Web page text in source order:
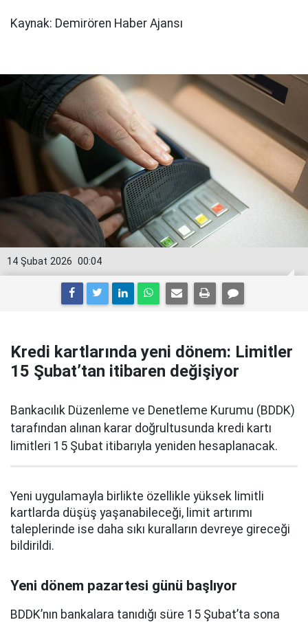
Kaynak: Demirören Haber Ajansı
00:04
14 Şubat 2026
Kredi kartlarında yeni dönem: Limitler
15 Şubat’tan itibaren değişiyor
Bankacılık Düzenleme ve Denetleme Kurumu (BDDK)
tarafından alınan karar doğrultusunda kredi kartı
limitleri 15 Şubat itibarıyla yeniden hesaplanacak.
Yeni uygulamayla birlikte özellikle yüksek limitli
kartlarda düşüş yaşanabileceği, limit artırımı
taleplerinde ise daha sıkı kuralların devreye gireceği
bildirildi.
Yeni dönem pazartesi günü başlıyor
BDDK’nın bankalara tanıdığı süre 15 Şubat’ta sona